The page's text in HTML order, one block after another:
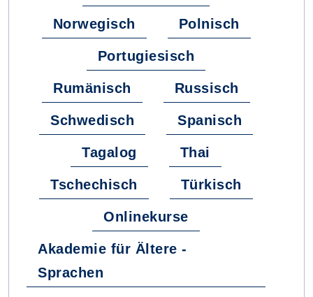
Norwegisch Polnisch
Portugiesisch
Rumänisch Russisch
Schwedisch Spanisch
Tagalog Thai
Tschechisch Türkisch
Onlinekurse
Akademie für Ältere -
Sprachen